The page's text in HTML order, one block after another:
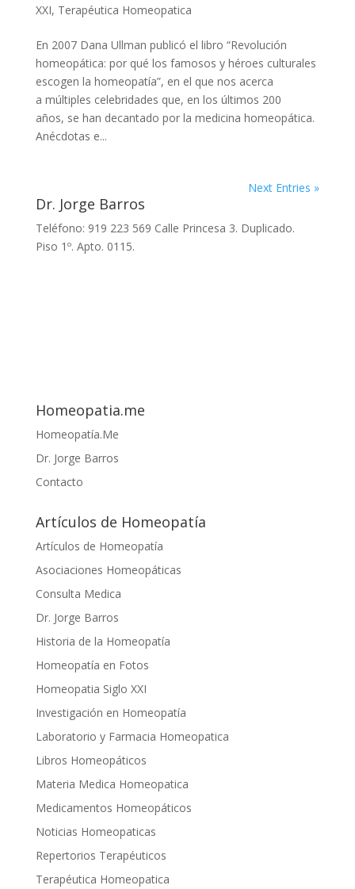
XXI, Terapéutica Homeopatica
En 2007 Dana Ullman publicó el libro “Revolución
homeopática: por qué los famosos y héroes culturales
escogen la homeopatía”, en el que nos acerca
a múltiples celebridades que, en los últimos 200
años, se han decantado por la medicina homeopática.
Anécdotas e...
Next Entries »
Dr. Jorge Barros
Teléfono: 919 223 569 Calle Princesa 3. Duplicado.
Piso 1º. Apto. 0115.
Homeopatia.me
Homeopatía.Me
Dr. Jorge Barros
Contacto
Artículos de Homeopatía
Artículos de Homeopatía
Asociaciones Homeopáticas
Consulta Medica
Dr. Jorge Barros
Historia de la Homeopatía
Homeopatía en Fotos
Homeopatia Siglo XXI
Investigación en Homeopatía
Laboratorio y Farmacia Homeopatica
Libros Homeopáticos
Materia Medica Homeopatica
Medicamentos Homeopáticos
Noticias Homeopaticas
Repertorios Terapéuticos
Terapéutica Homeopatica